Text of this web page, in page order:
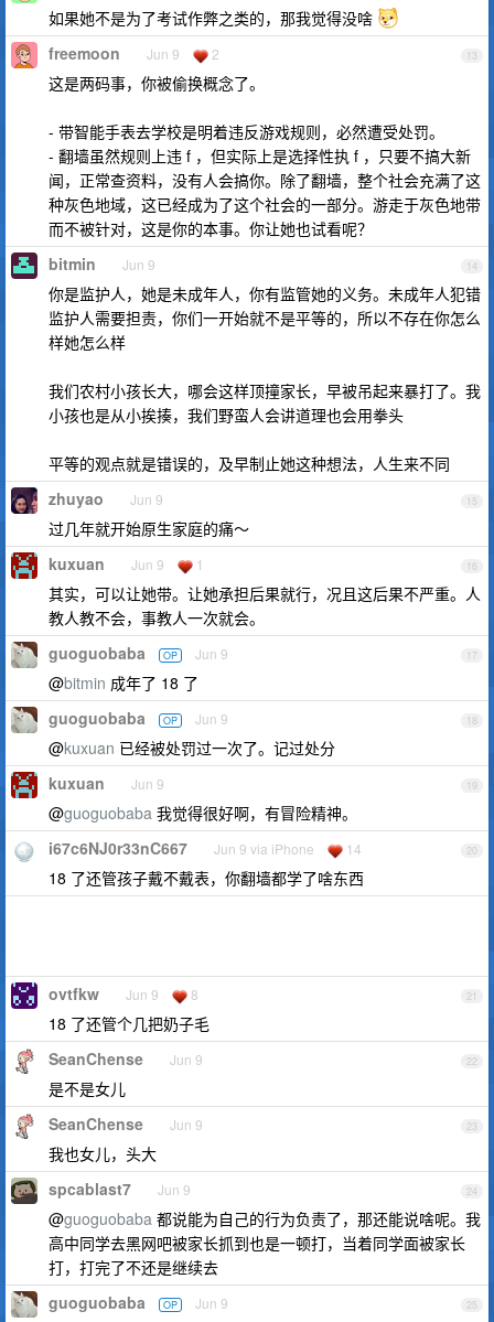
如果她不是为了考试作弊之类的，那我觉得没啥
13
freemoon Jun 9 2
这是两码事，你被偷换概念了。
- 带智能手表去学校是明着违反游戏规则，必然遭受处罚。
- 翻墙虽然规则上违 f ，但实际上是选择性执 f ，只要不搞大新
闻，正常查资料，没有人会搞你。除了翻墙，整个社会充满了这
种灰色地域，这已经成为了这个社会的一部分。游走于灰色地带
而不被针对，这是你的本事。你让她也试看呢？
14
bitmin Jun 9
你是监护人，她是未成年人，你有监管她的义务。未成年人犯错
监护人需要担责，你们一开始就不是平等的，所以不存在你怎么
样她怎么样
我们农村小孩长大，哪会这样顶撞家长，早被吊起来暴打了。我
小孩也是从小挨揍，我们野蛮人会讲道理也会用拳头
平等的观点就是错误的，及早制止她这种想法，人生来不同
15
zhuyao Jun 9
过几年就开始原生家庭的痛～
16
kuxuan Jun 9 1
其实，可以让她带。让她承担后果就行，况且这后果不严重。人
教人教不会，事教人一次就会。
17
guoguobaba OP Jun 9
@bitmin 成年了 18 了
18
guoguobaba OP Jun 9
@kuxuan 已经被处罚过一次了。记过处分
19
kuxuan Jun 9
@guoguobaba 我觉得很好啊，有冒险精神。
20
i67c6NJ0r33nC667 Jun 9 via iPhone 14
18 了还管孩子戴不戴表，你翻墙都学了啥东西
21
ovtfkw Jun 9 8
18 了还管个几把奶子毛
22
SeanChense Jun 9
是不是女儿
23
SeanChense Jun 9
我也女儿，头大
24
spcablast7 Jun 9
@guoguobaba 都说能为自己的行为负责了，那还能说啥呢。我
高中同学去黑网吧被家长抓到也是一顿打，当着同学面被家长
打，打完了不还是继续去
25
guoguobaba OP Jun 9